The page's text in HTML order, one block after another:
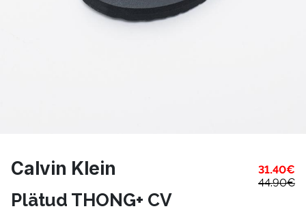
Calvin Klein 31.40€
44.90€
Plätud THONG+ CV